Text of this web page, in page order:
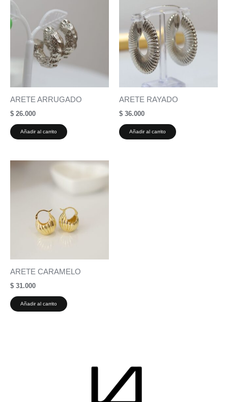
ARETE ARRUGADO
$ 26.000
Añadir al carrito
ARETE RAYADO
$ 36.000
Añadir al carrito
ARETE CARAMELO
$ 31.000
Añadir al carrito